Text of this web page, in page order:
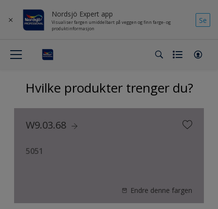
Nordsjö Expert app
Visualiser fargen umiddelbart på veggen og finn farge- og
produktinformasjon
Se
Hvilke produkter trenger du?
W9.03.68
5051
Endre denne fargen